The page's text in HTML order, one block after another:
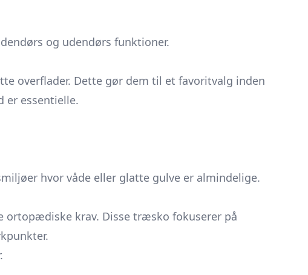
og udendørs funktioner.
overflader. Dette gør dem til et favoritvalg inden
er essentielle.
hvor våde eller glatte gulve er almindelige.
krav. Disse træsko fokuserer på